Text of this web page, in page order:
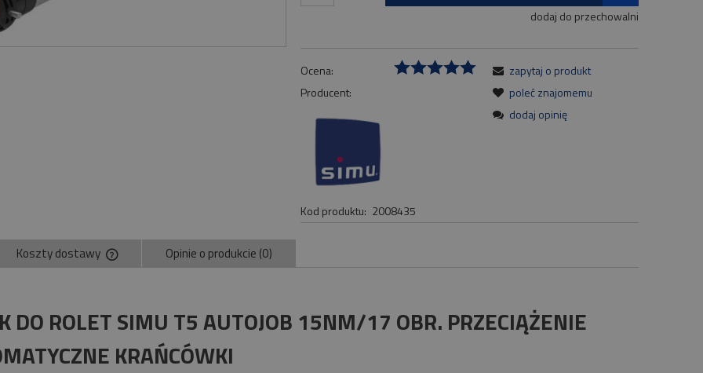
dodaj do przechowalni
Ocena:
Producent:
Kod produktu: 2008435
zapytaj o produkt
poleć znajomemu
dodaj opinię
Koszty dostawy Opinie o produkcie (0)
DO ROLET SIMU T5 AUTOJOB 15NM/17 OBR. PRZECIĄŻENIE
KRAŃCÓWKI